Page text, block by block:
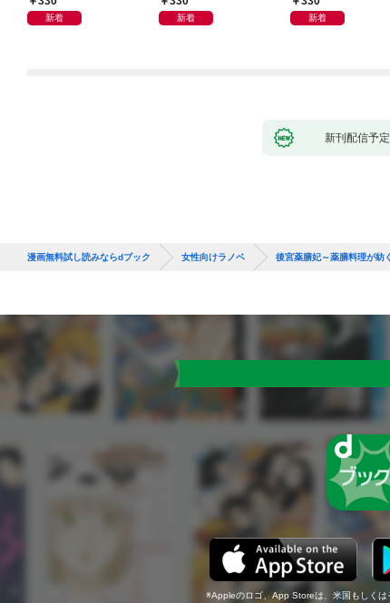
新着 新着 新着
新刊配信予定
漫画無料試し読みならdブック 女性向けラノベ 後宮薬膳妃～薬膳料理が紡
Appleのロゴ、App Storeは、米国もしく